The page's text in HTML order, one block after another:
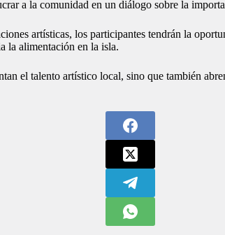
a la comunidad en un diálogo sobre la
artísticas, los participantes tendrán la
la alimentación en la isla.
el talento artístico local, sino que también